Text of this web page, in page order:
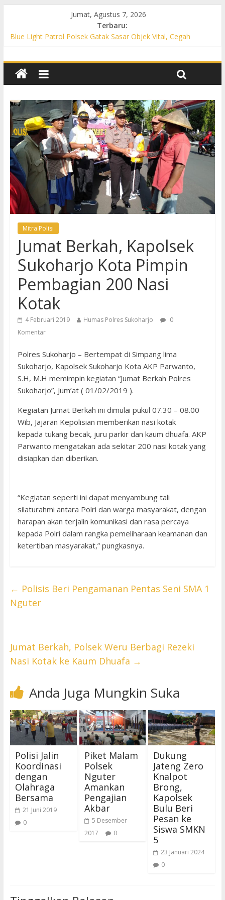
Jumat, Agustus 7, 2026
Terbaru:
Blue Light Patrol Polsek Gatak Sasar Objek Vital, Cegah
Permukiman, Antisipasi 3C dan Gangguan Kamtibmas
Patroli KRYD Polsek Baki Sisir Titik Rawan, Cegah 3C hingga
Patroli Blue Light Polsek Nguter Sasar Perbankan hingga
Permukiman, Antisipasi 3C dan Gangguan Kamtibmas
Blue Light Patrol Polsek Tawangsari Sisir Belasan Desa, Cegah
Kejahatan 3C dan Gangguan Kamtibmas
Mitra Polisi
Jumat Berkah, Kapolsek
Sukoharjo Kota Pimpin
Pembagian 200 Nasi
Kotak
4 Februari 2019 Humas Polres Sukoharjo
0
Komentar
Polres Sukoharjo – Bertempat di Simpang lima
Sukoharjo, Kapolsek Sukoharjo Kota AKP Parwanto,
S.H, M.H memimpin kegiatan “Jumat Berkah Polres
Sukoharjo”, Jum’at ( 01/02/2019 ).
Kegiatan Jumat Berkah ini dimulai pukul 07.30 – 08.00
Wib, Jajaran Kepolisian memberikan nasi kotak
kepada tukang becak, juru parkir dan kaum dhuafa. AKP
Parwanto mengatakan ada sekitar 200 nasi kotak yang
disiapkan dan diberikan.
“Kegiatan seperti ini dapat menyambung tali
silaturahmi antara Polri dan warga masyarakat, dengan
harapan akan terjalin komunikasi dan rasa percaya
kepada Polri dalam rangka pemeliharaan keamanan dan
ketertiban masyarakat,” pungkasnya.
← Polisis Beri Pengamanan Pentas Seni SMA 1
Nguter
Jumat Berkah, Polsek Weru Berbagi Rezeki
Nasi Kotak ke Kaum Dhuafa →
Anda Juga Mungkin Suka
Polisi Jalin
Koordinasi
dengan
Olahraga
Bersama
21 Juni 2019
0
Piket Malam
Polsek
Nguter
Amankan
Pengajian
Akbar
5 Desember
2017
0
Dukung
Jateng Zero
Knalpot
Brong,
Kapolsek
Bulu Beri
Pesan ke
Siswa SMKN
5
23 Januari 2024
0